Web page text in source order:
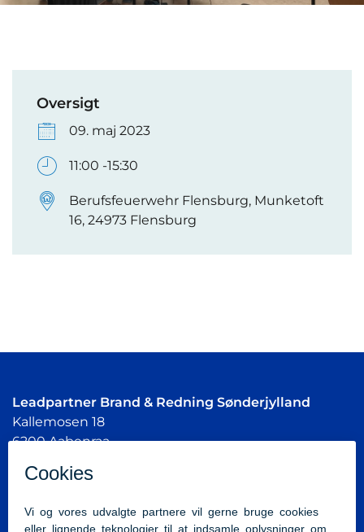
Oversigt
09. maj 2023
11:00 -15:30
Berufsfeuerwehr Flensburg, Munketoft
16, 24973 Flensburg
Leadpartner Brand & Redning Sønderjylland
Kallemosen 18
6200 Aabenraa
beredskab@brsj.dk